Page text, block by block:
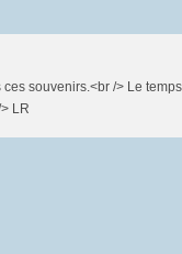
souvenirs.<br /> Le
LR